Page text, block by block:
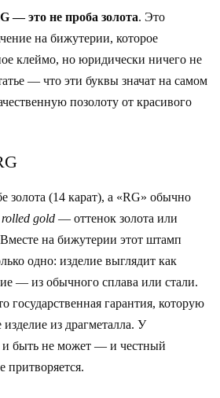
— это не проба золота. Это
на бижутерии, которое
клеймо, но юридически ничего не
— что эти буквы значат на самом
позолоту от красивого
золота (14 карат), а «RG» обычно
rolled gold — оттенок золота или
на бижутерии этот штамп
одно: изделие выглядит как
— из обычного сплава или стали.
государственная гарантия, которую
из драгметалла. У
быть не может — и честный
притворяется.